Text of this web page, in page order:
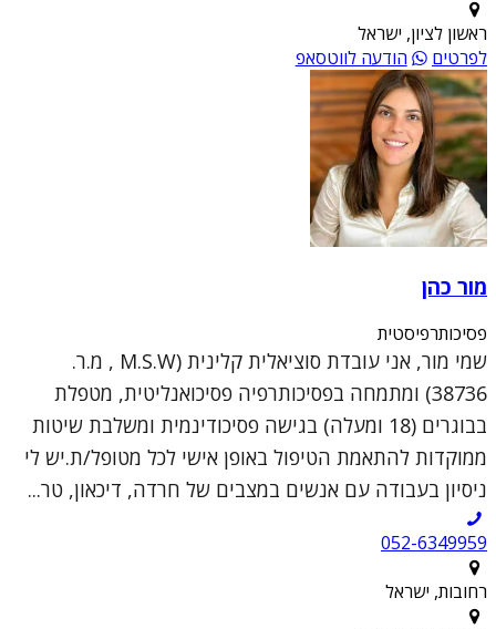
ראשון לציון, ישראל
לפרטים
הודעה לווטסאפ
מור כהן
פסיכותרפיסטית
שמי מור, אני עובדת סוציאלית קלינית (M.S.W , מ.ר.
38736) ומתמחה בפסיכותרפיה פסיכואנליטית, מטפלת
בבוגרים (18 ומעלה) בגישה פסיכודינמית ומשלבת שיטות
ממוקדות להתאמת הטיפול באופן אישי לכל מטופל/ת.יש לי
ניסיון בעבודה עם אנשים במצבים של חרדה, דיכאון, טר...
052-6349959
רחובות, ישראל